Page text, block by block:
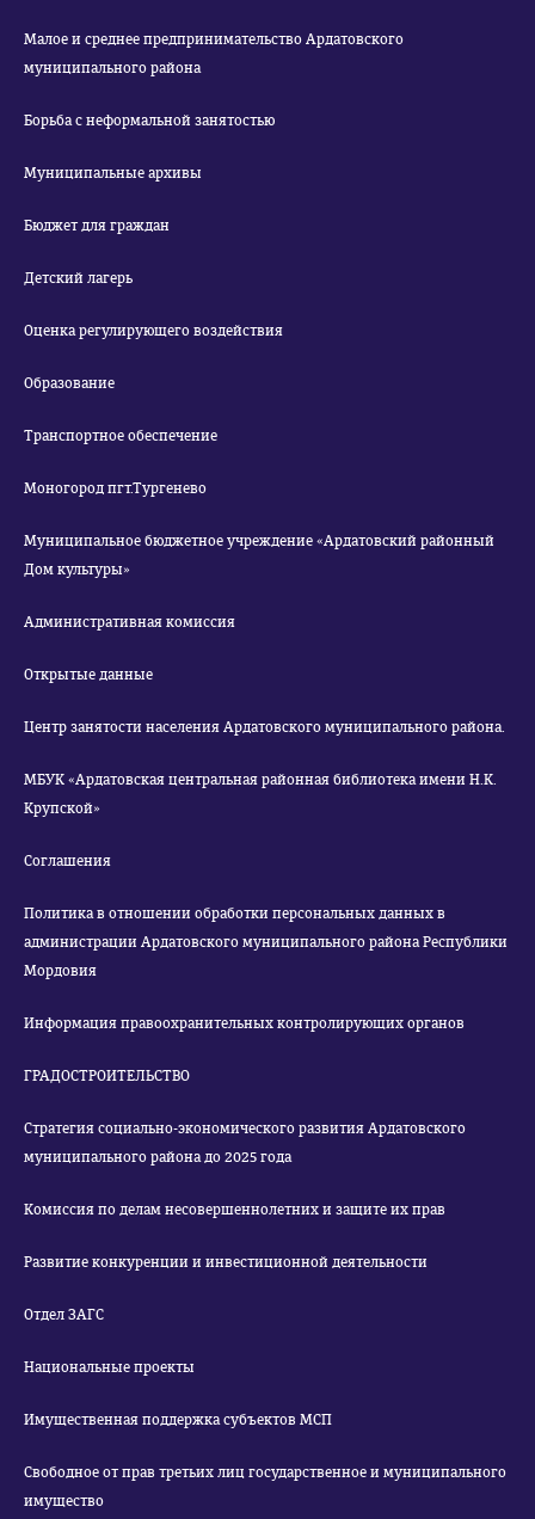
Малое и среднее предпринимательство Ардатовского
муниципального района
Борьба с неформальной занятостью
Муниципальные архивы
Бюджет для граждан
Детский лагерь
Оценка регулирующего воздействия
Образование
Транспортное обеспечение
Моногород пгт.Тургенево
Муниципальное бюджетное учреждение «Ардатовский районный
Дом культуры»
Административная комиссия
Открытые данные
Центр занятости населения Ардатовского муниципального района.
МБУК «Ардатовская центральная районная библиотека имени Н.К.
Крупской»
Соглашения
Политика в отношении обработки персональных данных в
администрации Ардатовского муниципального района Республики
Мордовия
Информация правоохранительных контролирующих органов
ГРАДОСТРОИТЕЛЬСТВО
Стратегия социально-экономического развития Ардатовского
муниципального района до 2025 года
Комиссия по делам несовершеннолетних и защите их прав
Развитие конкуренции и инвестиционной деятельности
Отдел ЗАГС
Национальные проекты
Имущественная поддержка субъектов МСП
Свободное от прав третьих лиц государственное и муниципального
имущество